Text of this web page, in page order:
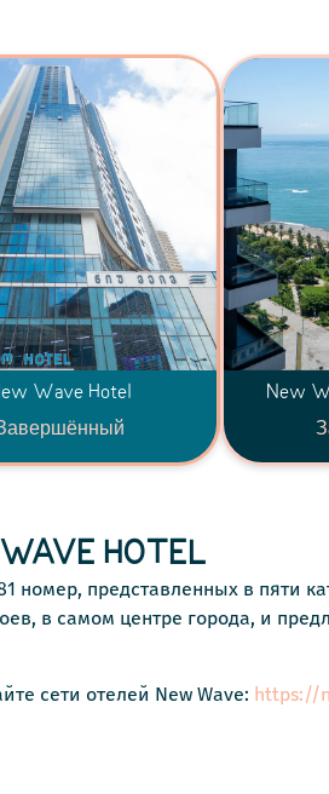
Wave Hotel New
HOTEL
номер, представленных в пяти
в самом центре города, и
сети отелей New Wave: https://